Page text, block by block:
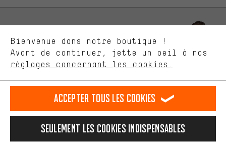
Laisse-toi conseiller
Rappel Programmé
Notre politique en matière de protection de la vie privée
Bienvenue dans notre boutique !
Avant de continuer, jette un oeil à nos
réglages concernant les cookies.
ça nous intéresse. Avec les cookies 'performance', tu peux nous
nous proposons grâce à ton comportement d'achat.
Plus de confort
est plus confortable. Avec les cookies de confort, nous
Nous pouvons ainsi mettre à ta disposition d'autres contenus et
informations utiles. De plus, tu as la possibilité d'utiliser des
facilement les bons produits. Par exemple, nous proposons une
Accepter tous les cookies
Seulement les cookies indispensables